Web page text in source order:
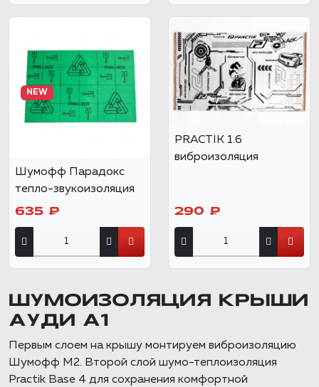
NEW
Шумофф Парадокс
тепло-звукоизоляция
635 ₽
PRACTIK 1.6
виброизоляция
290 ₽
ШУМОИЗОЛЯЦИЯ КРЫШИ
АУДИ А1
Первым слоем на крышу монтируем виброизоляцию
Шумофф М2. Второй слой шумо-теплоизоляция
Practik Base 4 для сохранения комфортной